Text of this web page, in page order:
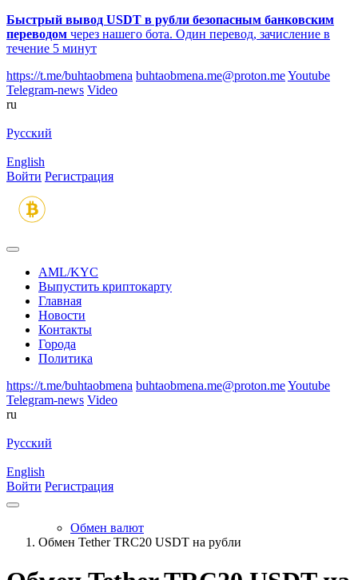
Быстрый вывод USDT в рубли безопасным банковским
переводом через нашего бота. Один перевод, зачисление в
течение 5 минут
https://t.me/buhtaobmena buhtaobmena.me@proton.meYoutube
Telegram-news Video
ru
Русский
English
Войти Регистрация
AML/KYC
Выпустить криптокарту
Главная
Новости
Контакты
Города
Политика
https://t.me/buhtaobmena buhtaobmena.me@proton.meYoutube
Telegram-news Video
ru
Русский
English
Войти Регистрация
Обмен валют
Обмен Tether TRC20 USDT на рубли